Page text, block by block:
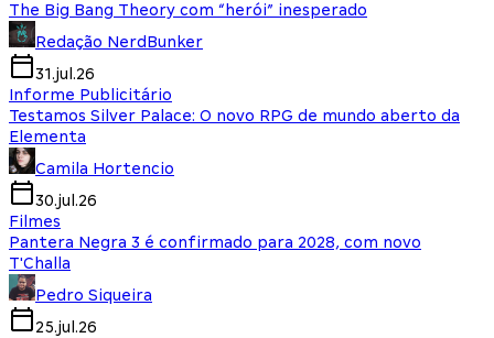
The Big Bang Theory com “herói” inesperado
Redação NerdBunker
31.jul.26
Informe Publicitário
Testamos Silver Palace: O novo RPG de mundo aberto da
Elementa
Camila Hortencio
30.jul.26
Filmes
Pantera Negra 3 é confirmado para 2028, com novo
T'Challa
Pedro Siqueira
25.jul.26